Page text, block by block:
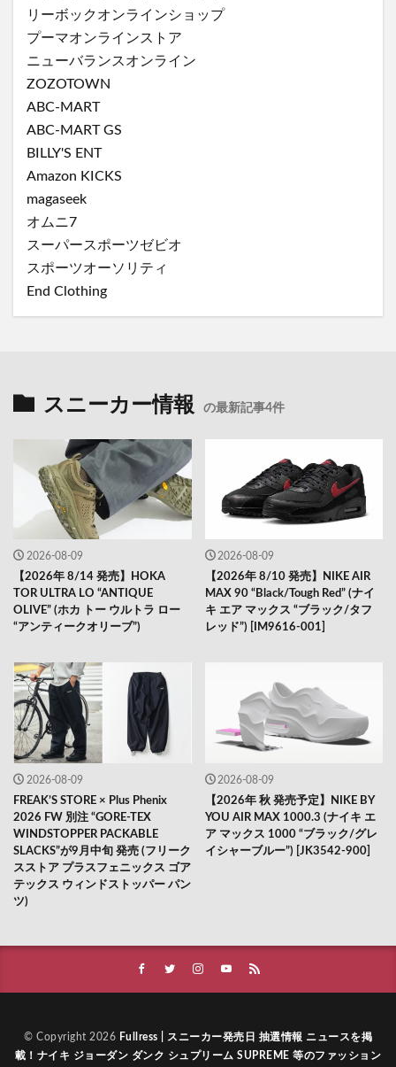
リーボックオンラインショップ
プーマオンラインストア
ニューバランスオンライン
ZOZOTOWN
ABC-MART
ABC-MART GS
BILLY'S ENT
Amazon KICKS
magaseek
オムニ7
スーパースポーツゼビオ
スポーツオーソリティ
End Clothing
スニーカー情報 の最新記事4件
2026-08-09
【2026年 8/14 発売】HOKA
TOR ULTRA LO “ANTIQUE
OLIVE” (ホカ トー ウルトラ ロー
“アンティークオリーブ”)
2026-08-09
【2026年 8/10 発売】NIKE AIR
MAX 90 “Black/Tough Red” (ナイ
キ エア マックス “ブラック/タフ
レッド”) [IM9616-001]
2026-08-09
FREAK’S STORE × Plus Phenix
2026 FW 別注 “GORE-TEX
WINDSTOPPER PACKABLE
SLACKS”が9月中旬 発売 (フリーク
スストア プラスフェニックス ゴア
テックス ウィンドストッパー パン
ツ)
2026-08-09
【2026年 秋 発売予定】NIKE BY
YOU AIR MAX 1000.3 (ナイキ エ
ア マックス 1000 “ブラック/グレ
イシャーブルー”) [JK3542-900]
© Copyright 2026 Fullress | スニーカー発売日 抽選情報 ニュースを掲
載！ナイキ ジョーダン ダンク シュプリーム SUPREME 等のファッション